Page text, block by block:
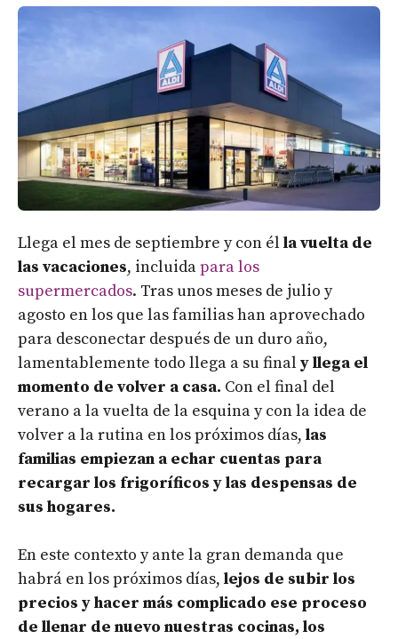
Llega el mes de septiembre y con él la vuelta de
las vacaciones, incluidapara los
supermercados. Tras unos meses de julio y
agosto en los que las familias han aprovechado
para desconectar después de un duro año,
lamentablemente todo llega a su final y llega el
momento de volver a casa. Con el final del
verano a la vuelta de la esquina y con la idea de
volver a la rutina en los próximos días, las
familias empiezan a echar cuentas para
recargar los frigoríficos y las despensas de
sus hogares.
En este contexto y ante la gran demanda que
habrá en los próximos días, lejos de subir los
precios y hacer más complicado ese proceso
de llenar de nuevo nuestras cocinas, los